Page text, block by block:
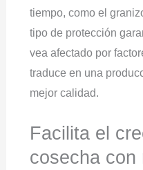
tiempo, como el
tipo de protección
vea afectado por
traduce en una
mejor calidad.
Facilita el
cosecha con